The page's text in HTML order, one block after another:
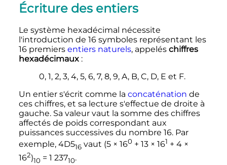
Écriture des entiers
Le système hexadécimal nécessite
l'introduction de 16 symboles représentant les
16 premiers entiers naturels, appelés chiffres
hexadécimaux :
0, 1, 2, 3, 4, 5, 6, 7, 8, 9, A, B, C, D, E et F.
Un entier s'écrit comme la concaténation de
ces chiffres, et sa lecture s'effectue de droite à
gauche. Sa valeur vaut la somme des chiffres
affectés de poids correspondant aux
puissances successives du nombre 16. Par
exemple, 4D516 vaut (5 × 160+ 13 × 161 + 4 ×
162)10 = 1 23710.